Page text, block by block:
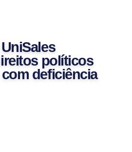
políticos
deficiência